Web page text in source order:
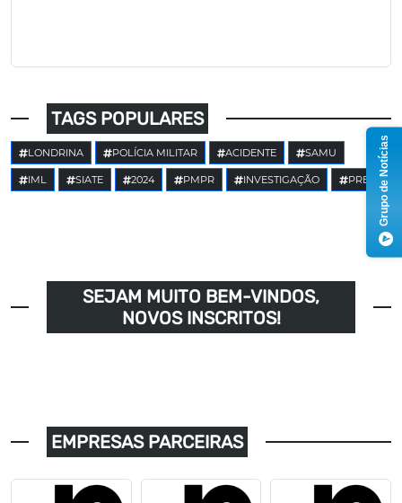
TAGS POPULARES
LONDRINA POLÍCIA MILITAR ACIDENTE SAMU
IML SIATE 2024 PMPR INVESTIGAÇÃO PRE
SEJAM MUITO BEM-VINDOS,
NOVOS INSCRITOS!
EMPRESAS PARCEIRAS
Grupo de Notícias